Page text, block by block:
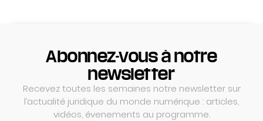
Abonnez-vous à notre
newsletter
Recevez toutes les semaines notre newsletter sur
l’actualité juridique du monde numérique : articles,
vidéos, évenements au programme.